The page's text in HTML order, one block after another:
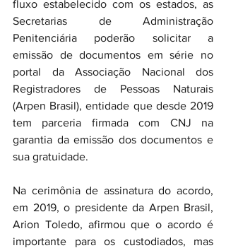
fluxo estabelecido com os estados, as
Secretarias de Administração
Penitenciária poderão solicitar a
emissão de documentos em série no
portal da Associação Nacional dos
Registradores de Pessoas Naturais
(Arpen Brasil), entidade que desde 2019
tem parceria firmada com CNJ na
garantia da emissão dos documentos e
sua gratuidade.
Na cerimônia de assinatura do acordo,
em 2019, o presidente da Arpen Brasil,
Arion Toledo, afirmou que o acordo é
importante para os custodiados, mas